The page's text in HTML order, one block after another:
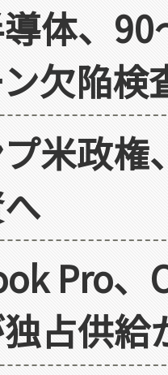
体、
欠陥検
プ米政
Pro
占供給